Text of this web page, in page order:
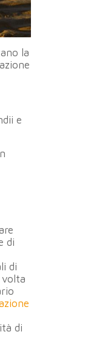
la
e
di
di
volta
di